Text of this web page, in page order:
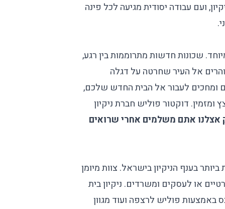
ועם עבודה יסודית מגיעה לכל פינה
שכונות חדשות מתרוממות בין רגע,
אל העיר שחרטה על דגלה
ומחכים לעבור אל הבית החדש שלכם,
ומזמין. דוקטור פוליש חברת ניקיון
אצלנו אתם משלמים אחרי שרואים
בענף הניקיון בישראל. צוות מיומן
או לעסקים ומשרדים. ניקיון בית
באמצעות פוליש לרצפה ועוד מגוון